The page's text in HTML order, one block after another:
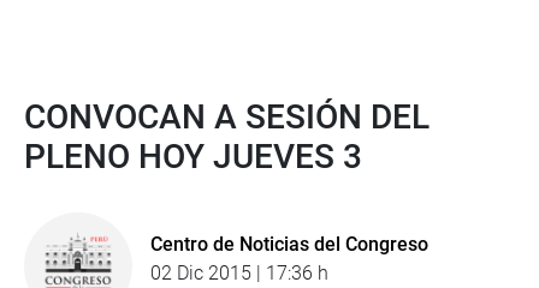
CONVOCAN A SESIÓN DEL
PLENO HOY JUEVES 3
Centro de Noticias del Congreso
02 Dic 2015 | 17:36 h